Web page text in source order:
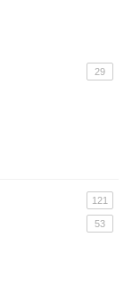
29
121
53